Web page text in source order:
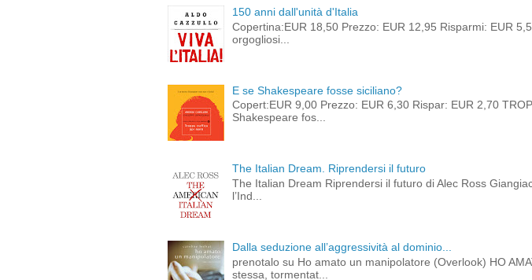
150 anni dall'unità d'Italia
Copertina:EUR 18,50 Prezzo: EUR 12,95 Risparmi: EUR
orgogliosi...
E se Shakespeare fosse siciliano?
Copert:EUR 9,00 Prezzo: EUR 6,30 Rispar: EUR 2,70
Shakespeare fos...
The Italian Dream. Riprendersi il futuro
The Italian Dream Riprendersi il futuro di Alec Ross
l’Ind...
Dalla seduzione all’aggressività al dominio...
prenotalo su Ho amato un manipolatore (Overlook) HO
stessa, tormentat...